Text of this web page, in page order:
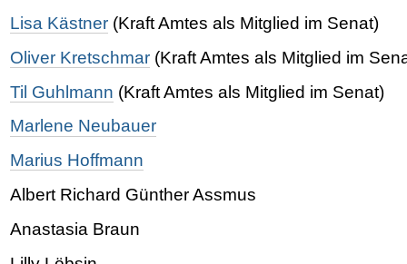
Lisa Kästner(Kraft Amtes als Mitglied im Senat)
Oliver Kretschmar(Kraft Amtes als Mitglied im
Til Guhlmann (Kraft Amtes als Mitglied im Senat)
Marlene Neubauer
Marius Hoffmann
Albert Richard Günther Assmus
Anastasia Braun